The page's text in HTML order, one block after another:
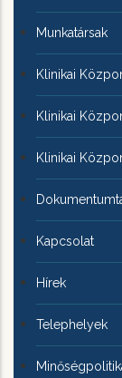
Munkatársak
Klinikai
Klinikai
Klinikai
Kapcsolat
Hírek
Telephelyek